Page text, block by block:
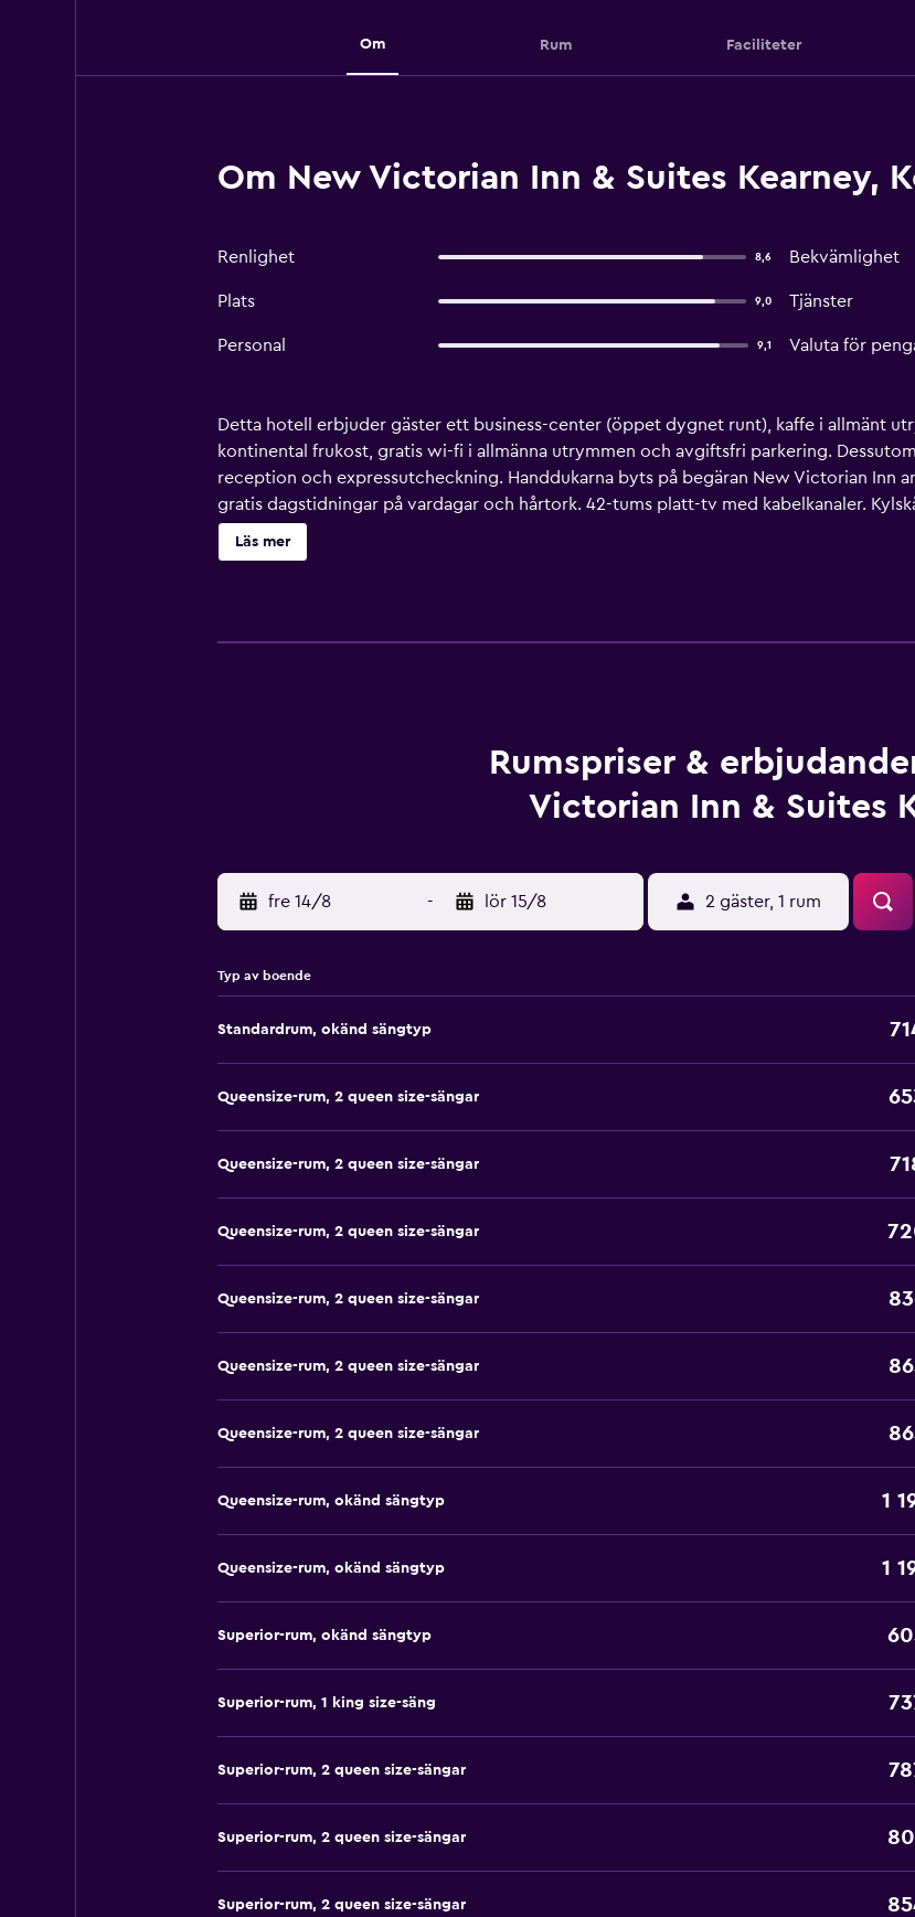
Om Rum Faciliteter
Om New Victorian Inn & Suites Kearney,
Renlighet 8,6 Bekvämlighet
Plats 9,0 Tjänster
Personal 9,1 Valuta för
Detta hotell erbjuder gäster ett business-center (öppet dygnet runt), kaffe i allmänt
kontinental frukost, gratis wi-fi i allmänna utrymmen och avgiftsfri parkering.
reception och expressutcheckning. Handdukarna byts på begäran New Victorian Inn
gratis dagstidningar på vardagar och hårtork. 42-tums platt-tv med kabelkanaler.
har badkar/dusch och gratis toalettartiklar. Gäster har tillgång till gratis wi-fi. Boendet
lokalsamtal ingår (restriktioner kan förekomma). Dessutom har rummen strykjärn/
Läs mer
Rumspriser &
Victorian Inn & Suites
fre 14/8 - lör 15/8 2 gäster, 1 rum
Typ av boende
Standardrum, okänd sängtyp
Queensize-rum, 2 queen size-sängar
Queensize-rum, 2 queen size-sängar
Queensize-rum, 2 queen size-sängar
Queensize-rum, 2 queen size-sängar
Queensize-rum, 2 queen size-sängar
Queensize-rum, 2 queen size-sängar
Queensize-rum, okänd sängtyp 1
Queensize-rum, okänd sängtyp 1
Superior-rum, okänd sängtyp
Superior-rum, 1 king size-säng
Superior-rum, 2 queen size-sängar
Superior-rum, 2 queen size-sängar
Superior-rum, 2 queen size-sängar